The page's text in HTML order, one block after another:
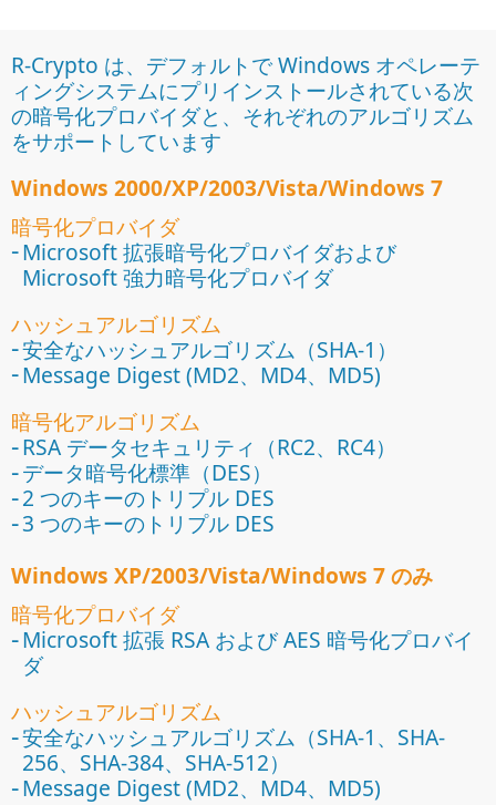
R-Crypto は、デフォルトで Windows オペレーテ
ィングシステムにプリインストールされている次
の暗号化プロバイダと、それぞれのアルゴリズム
をサポートしています
Windows 2000/XP/2003/Vista/Windows 7
暗号化プロバイダ
Microsoft 拡張暗号化プロバイダおよび
Microsoft 強力暗号化プロバイダ
ハッシュアルゴリズム
安全なハッシュアルゴリズム（SHA-1）
Message Digest (MD2、MD4、MD5)
暗号化アルゴリズム
RSA データセキュリティ（RC2、RC4）
データ暗号化標準（DES）
2 つのキーのトリプル DES
3 つのキーのトリプル DES
Windows XP/2003/Vista/Windows 7 のみ
暗号化プロバイダ
Microsoft 拡張 RSA および AES 暗号化プロバイ
ダ
ハッシュアルゴリズム
安全なハッシュアルゴリズム（SHA-1、SHA-
256、SHA-384、SHA-512）
Message Digest (MD2、MD4、MD5)